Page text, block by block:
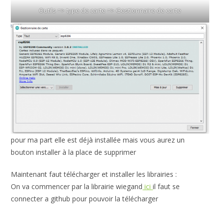
Outils => type de carte => Gestionnaire de carte
pour ma part elle est déjà installée mais vous aurez un
bouton installer à la place de supprimer
Maintenant faut télécharger et installer les librairies :
On va commencer par la librairie wiegand iciil faut se
connecter a github pour pouvoir la télécharger